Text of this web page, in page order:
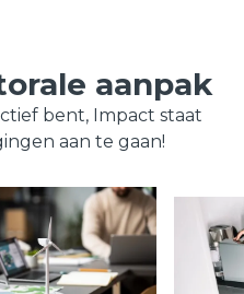
aanpak
bent, Impact staat
aan te gaan!